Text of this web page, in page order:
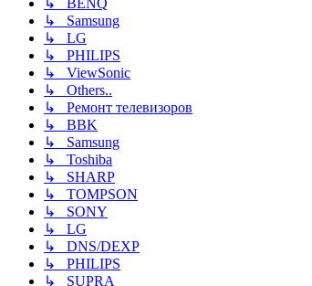
↳ BENQ
↳ Samsung
↳ LG
↳ PHILIPS
↳ ViewSonic
↳ Others..
↳ Ремонт телевизоров
↳ BBK
↳ Samsung
↳ Toshiba
↳ SHARP
↳ TOMPSON
↳ SONY
↳ LG
↳ DNS/DEXP
↳ PHILIPS
↳ SUPRA